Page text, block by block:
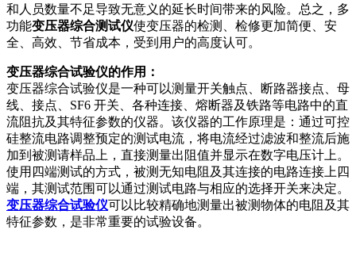
和人员数量不足导致无意义的延长时间带来的风险。总之，多
功能变压器综合测试仪使变压器的检测、检修更加简便、安
全、高效、节省成本，受到用户的高度认可。
变压器综合试验仪的作用：
变压器综合试验仪是一种可以测量开关触点、断路器接点、母
线、接点、SF6 开关、各种连接、熔断器及铁路等电路中的直
流阻抗及其特征参数的仪器。该仪器的工作原理是：通过可控
硅整流电路调整预定的测试电流，将电流经过滤波和整流后施
加到被测请样品上，直接测量出阻值并显示在数字电压计上。
使用四端测试的方式，被测无知电阻及其连接的电路连接上四
端，其测试范围可以通过测试电路与相应的选择开关来决定。
变压器综合试验仪可以比较精确地测量出被测物体的电阻及其
特征参数，是非常重要的试验设备。